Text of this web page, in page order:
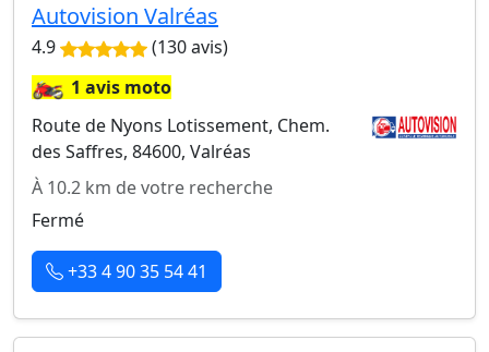
Autovision Valréas
4.9 (130 avis)
🏍️1 avis moto
Route de Nyons Lotissement, Chem.
des Saffres, 84600, Valréas
À 10.2 km de votre recherche
Fermé
+33 4 90 35 54 41